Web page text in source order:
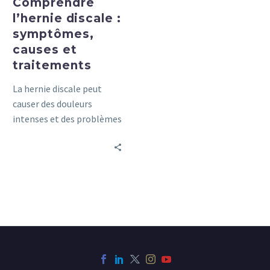
l’hernie discale :
symptômes,
causes et
traitements
La hernie discale peut
causer des douleurs
intenses et des problèmes
symptômes, les causes et